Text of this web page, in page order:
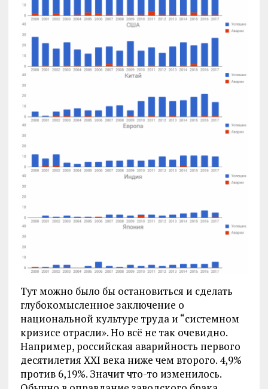
Тут можно было бы остановиться и сделать
глубокомысленное заключение о
национальной культуре труда и “системном
кризисе отрасли». Но всё не так очевидно.
Например, российская аварийность первого
десятилетия XXI века ниже чем второго. 4,9%
против 6,19%. Значит что-то изменилось.